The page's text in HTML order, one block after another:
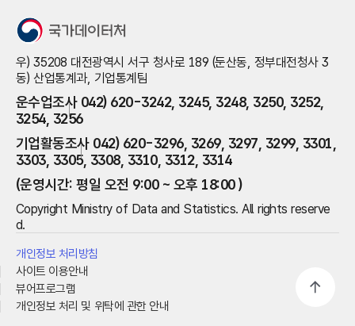
우) 35208 대전광역시 서구 청사로 189 (둔산동, 정부대전청사 3
동) 산업통계과, 기업통계팀
운수업조사 042) 620-3242, 3245, 3248, 3250, 3252,
3254, 3256
기업활동조사 042) 620-3296, 3269, 3297, 3299, 3301,
3303, 3305, 3308, 3310, 3312, 3314
(운영시간: 평일 오전 9:00 ~ 오후 18:00 )
Copyright Ministry of Data and Statistics. All rights reserve
d.
개인정보 처리방침
사이트 이용안내
뷰어프로그램
개인정보 처리 및 위탁에 관한 안내